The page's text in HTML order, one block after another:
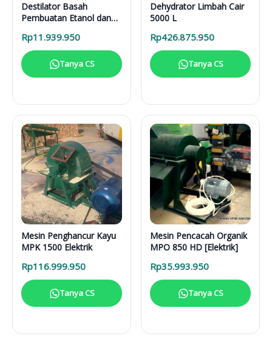
Destilator Basah
Pembuatan Etanol dan
Rp11.939.950
Tanya CS
Dehydrator Limbah Cair
5000 L
Rp426.875.950
Tanya CS
Mesin Penghancur Kayu
MPK 1500 Elektrik
Rp116.999.950
Tanya CS
Mesin Pencacah Organik
MPO 850 HD [Elektrik]
Rp35.993.950
Tanya CS